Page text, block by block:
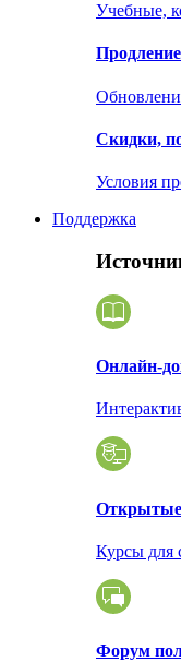
Учебные,
Скидки,
Условия
Поддержка
Онлайн-
Открытые
Курсы для
Форум